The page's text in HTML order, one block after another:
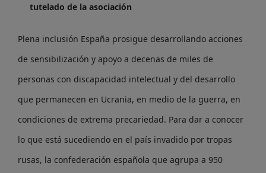
tutelado de la asociación
Plena inclusión España prosigue desarrollando acciones
de sensibilización y apoyo a decenas de miles de
personas con discapacidad intelectual y del desarrollo
que permanecen en Ucrania, en medio de la guerra, en
condiciones de extrema precariedad. Para dar a conocer
lo que está sucediendo en el país invadido por tropas
rusas, la confederación española que agrupa a 950